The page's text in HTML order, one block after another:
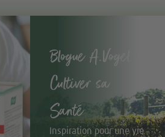
Blogue A.Vogel -
Cultiver sa
Santé
Inspiration pour une vie